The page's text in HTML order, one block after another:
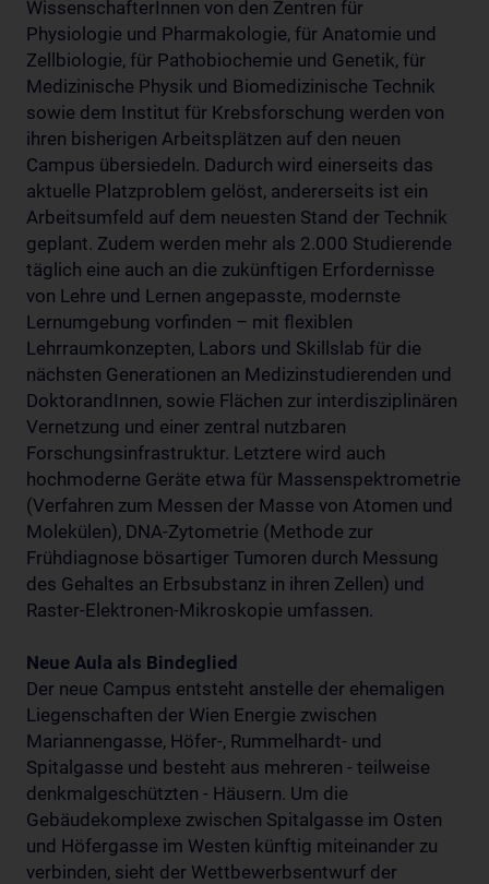
WissenschafterInnen von den Zentren für
Physiologie und Pharmakologie, für Anatomie und
Zellbiologie, für Pathobiochemie und Genetik, für
Medizinische Physik und Biomedizinische Technik
sowie dem Institut für Krebsforschung werden von
ihren bisherigen Arbeitsplätzen auf den neuen
Campus übersiedeln. Dadurch wird einerseits das
aktuelle Platzproblem gelöst, andererseits ist ein
Arbeitsumfeld auf dem neuesten Stand der Technik
geplant. Zudem werden mehr als 2.000 Studierende
täglich eine auch an die zukünftigen Erfordernisse
von Lehre und Lernen angepasste, modernste
Lernumgebung vorfinden – mit flexiblen
Lehrraumkonzepten, Labors und Skillslab für die
nächsten Generationen an Medizinstudierenden und
DoktorandInnen, sowie Flächen zur interdisziplinären
Vernetzung und einer zentral nutzbaren
Forschungsinfrastruktur. Letztere wird auch
hochmoderne Geräte etwa für Massenspektrometrie
(Verfahren zum Messen der Masse von Atomen und
Molekülen), DNA-Zytometrie (Methode zur
Frühdiagnose bösartiger Tumoren durch Messung
des Gehaltes an Erbsubstanz in ihren Zellen) und
Raster-Elektronen-Mikroskopie umfassen.
Neue Aula als Bindeglied
Der neue Campus entsteht anstelle der ehemaligen
Liegenschaften der Wien Energie zwischen
Mariannengasse, Höfer-, Rummelhardt- und
Spitalgasse und besteht aus mehreren - teilweise
denkmalgeschützten - Häusern. Um die
Gebäudekomplexe zwischen Spitalgasse im Osten
und Höfergasse im Westen künftig miteinander zu
verbinden, sieht der Wettbewerbsentwurf der